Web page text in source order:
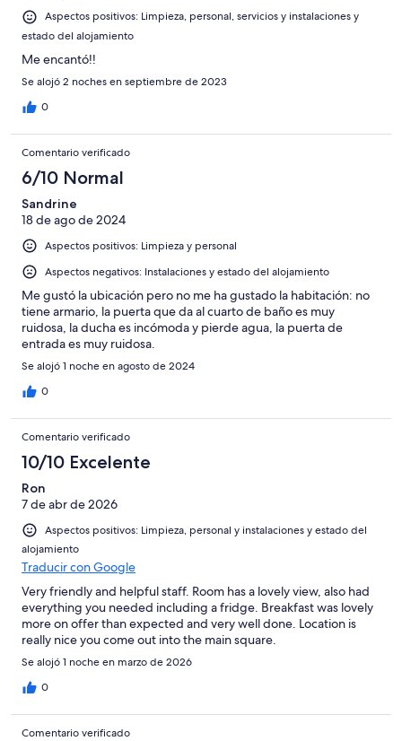
Aspectos positivos: Limpieza, personal, servicios y instalaciones y
estado del alojamiento
Me encantó!!
Se alojó 2 noches en septiembre de 2023
0
Comentario verificado
6/10 Normal
Sandrine
18 de ago de 2024
Aspectos positivos: Limpieza y personal
Aspectos negativos: Instalaciones y estado del alojamiento
Me gustó la ubicación pero no me ha gustado la habitación: no
tiene armario, la puerta que da al cuarto de baño es muy
ruidosa, la ducha es incómoda y pierde agua, la puerta de
entrada es muy ruidosa.
Se alojó 1 noche en agosto de 2024
0
Comentario verificado
10/10 Excelente
Ron
7 de abr de 2026
Aspectos positivos: Limpieza, personal y instalaciones y estado del
alojamiento
Traducir con Google
Very friendly and helpful staff. Room has a lovely view, also had
everything you needed including a fridge. Breakfast was lovely
more on offer than expected and very well done. Location is
really nice you come out into the main square.
Se alojó 1 noche en marzo de 2026
0
Comentario verificado